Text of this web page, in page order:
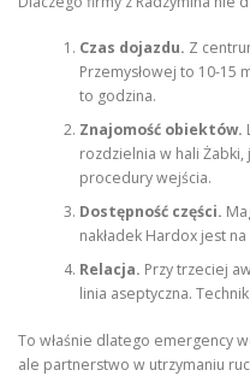
Czas dojazdu. Z
Przemysłowej to 10-15
to godzina.
Znajomość obiektów.
rozdzielnia w hali Żabki,
procedury wejścia.
Dostępność części.
nakładek Hardox jest
Relacja. Przy trzeciej
linia aseptyczna.
To właśnie dlatego emergency
ale partnerstwo w utrzymaniu